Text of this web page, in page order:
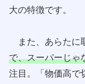
大の特徴です。
また、あらたに
で、スーパーじゃ
注目。「物価高で